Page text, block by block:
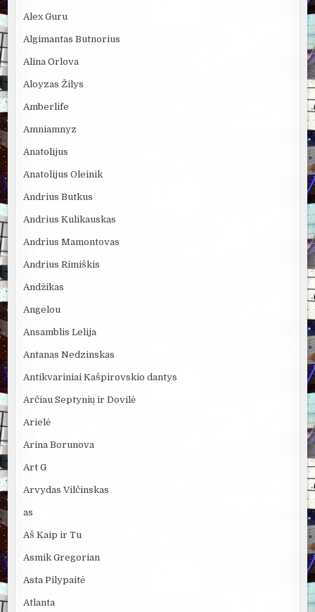
Alex Guru
Algimantas Butnorius
Alina Orlova
Aloyzas Žilys
Amberlife
Amniamnyz
Anatolijus
Anatolijus Oleinik
Andrius Butkus
Andrius Kulikauskas
Andrius Mamontovas
Andrius Rimiškis
Andžikas
Angelou
Ansamblis Lelija
Antanas Nedzinskas
Antikvariniai Kašpirovskio dantys
Arčiau Septynių ir Dovilė
Arielė
Arina Borunova
Art G
Arvydas Vilčinskas
as
Aš Kaip ir Tu
Asmik Gregorian
Asta Pilypaitė
Atlanta